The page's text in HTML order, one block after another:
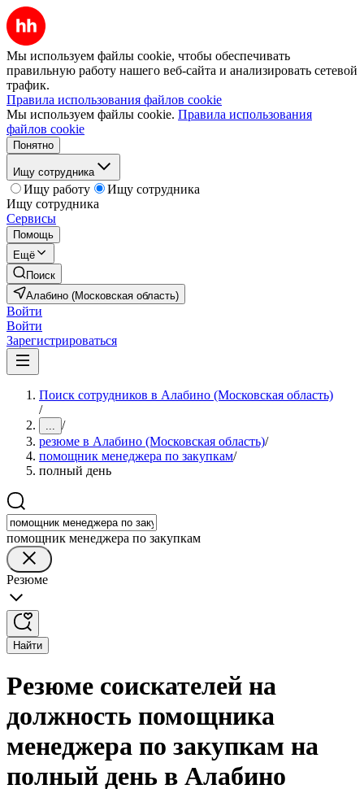
Мы используем файлы cookie, чтобы обеспечивать
правильную работу нашего веб-сайта и анализировать сетевой
трафик.
Правила использования файлов cookie
Мы используем файлы cookie. Правила использования
файлов cookie
Понятно
Ищу сотрудника
Ищу работу
Ищу сотрудника
Ищу сотрудника
Сервисы
Помощь
Ещё
Поиск
Алабино (Московская область)
Войти
Войти
Зарегистрироваться
Поиск сотрудников в Алабино (Московская область)
/
... /
резюме в Алабино (Московская область)/
помощник менеджера по закупкам/
полный день
помощник менеджера по закупкам
Резюме
Найти
Резюме соискателей на
должность помощника
менеджера по закупкам на
полный день в Алабино